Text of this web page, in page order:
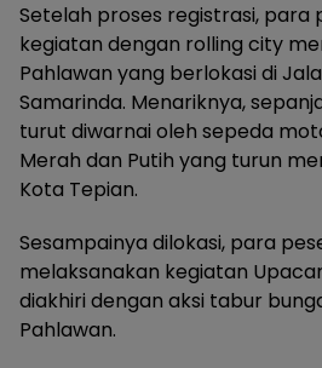
Setelah proses registrasi, para
kegiatan dengan rolling city
Pahlawan yang berlokasi di
Samarinda. Menariknya,
turut diwarnai oleh sepeda
Merah dan Putih yang turun
Kota Tepian.
Sesampainya dilokasi, para
melaksanakan kegiatan
diakhiri dengan aksi tabur
Pahlawan.